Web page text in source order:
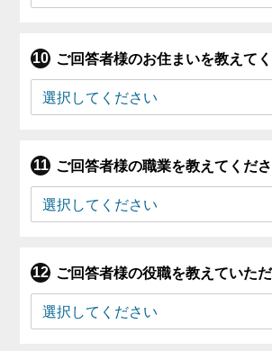
ご回答者様のお住まいを教えてく
ご回答者様の職業を教えてくださ
ご回答者様の役職を教えていただ